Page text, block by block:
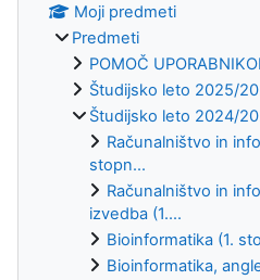
Moji predmeti
Predmeti
POMOČ
Študijsko leto 2025/
Študijsko leto 2024/
Računalništvo in
stopn...
Računalništvo in
izvedba (1....
Bioinformatika (1.
Bioinformatika,